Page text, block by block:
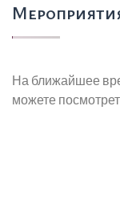
На ближайшее
можете